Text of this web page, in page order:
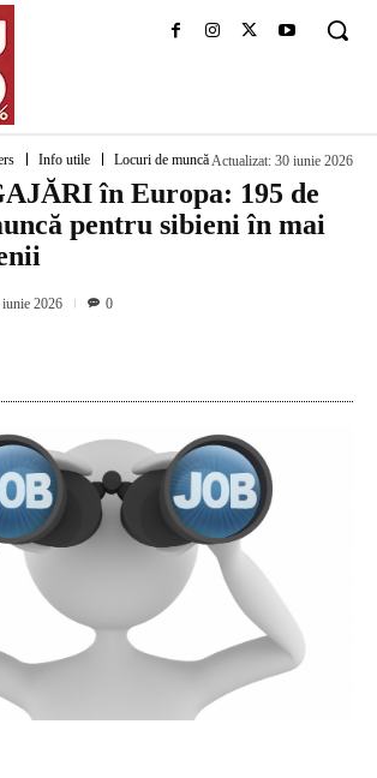
Info utile Locuri de muncăActualizat: 30 iunie 2026
în Europa: 195 de
pentru sibieni în mai
2026 0